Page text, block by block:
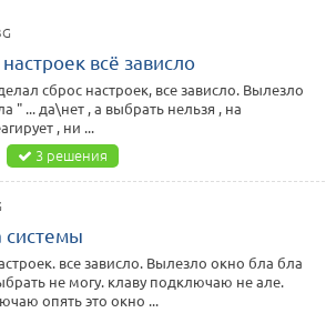
всё зависло
сброс настроек, все зависло. Вылезло
" ... да\нет , а выбрать нельзя , на
, ни ...
3 решения
системы
все зависло. Вылезло окно бла бла
не могу. клаву подключаю не але.
опять это окно ...